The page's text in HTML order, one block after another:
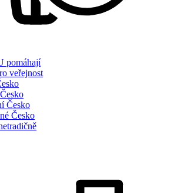
pomáhají
veřejnost
Česko
Česko